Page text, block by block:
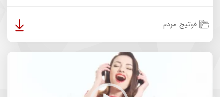
فوتیج مردم